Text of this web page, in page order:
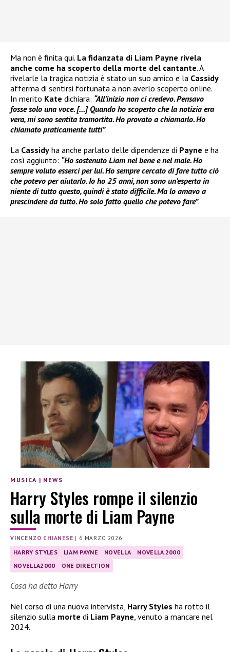
Ma non è finita qui. La fidanzata di Liam Payne rivela
anche come ha scoperto della morte del cantante. A
rivelarle la tragica notizia è stato un suo amico e la Cassidy
afferma di sentirsi fortunata a non averlo scoperto online.
In merito Kate dichiara: “All’inizio non ci credevo. Pensavo
fosse solo una voce. […] Quando ho scoperto che la notizia era
vera, mi sono sentita tramortita. Ho provato a chiamarlo. Ho
chiamato praticamente tutti”.
La Cassidy ha anche parlato delle dipendenze di Payne e ha
così aggiunto: “Ho sostenuto Liam nel bene e nel male. Ho
sempre voluto esserci per lui. Ho sempre cercato di fare tutto ciò
che potevo per aiutarlo. Io ho 25 anni, non sono un’esperta in
niente di tutto questo, quindi è stato difficile. Ma lo amavo a
prescindere da tutto. Ho solo fatto quello che potevo fare”.
MUSICA | NEWS
Harry Styles rompe il silenzio
sulla morte di Liam Payne
VINCENZO CHIANESE | 6 MARZO 2026
HARRY STYLES LIAM PAYNE NOVELLA
NOVELLA 2000
NOVELLA2000
ONE DIRECTION
Cosa ha detto Harry
Nel corso di una nuova intervista, Harry Styles ha rotto il
silenzio sulla morte di Liam Payne, venuto a mancare nel
2024.